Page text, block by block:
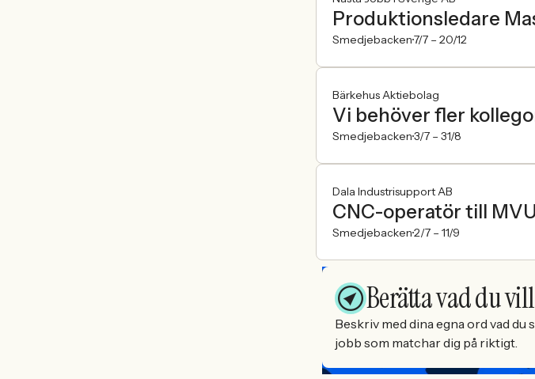
Produktionsledare
Smedjebacken7/7 – 20/12
Bärkehus Aktiebolag
Vi behöver fler
Smedjebacken3/7 – 31/8
Dala Industrisupport AB
CNC-operatör till
Smedjebacken2/7 – 11/9
Berätta vad du
Beskriv med dina egna ord vad
jobb som matchar dig på riktigt.